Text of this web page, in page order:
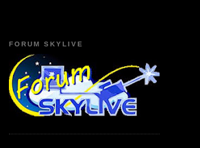
FORUM SKYLIVE